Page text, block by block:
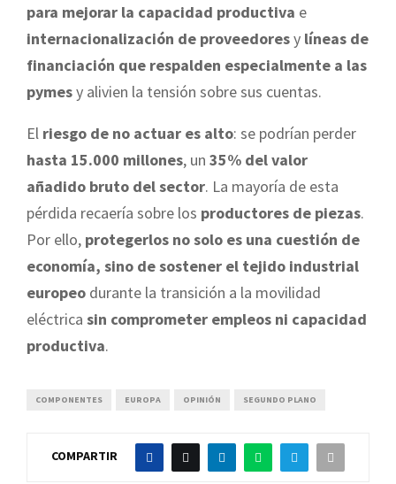
para mejorar la capacidad productiva e
internacionalización de proveedoresy líneas de
financiación que respalden especialmente a las
pymesy alivien la tensión sobre sus cuentas.
El riesgo de no actuar es alto: se podrían perder
hasta 15.000 millones, un 35% del valor
añadido bruto del sector. La mayoría de esta
pérdida recaería sobre los productores de piezas.
Por ello, protegerlos no solo es una cuestión de
economía, sino de sostener el tejido industrial
europeo durante la transición a la movilidad
eléctrica sin comprometer empleos ni capacidad
productiva.
COMPONENTES EUROPA OPINIÓN SEGUNDO PLANO
COMPARTIR